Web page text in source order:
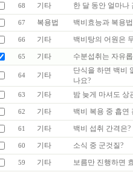
68 기타 한 달 동안 얼마나
67 복용법 백비효능과 복용
66 기타 백비탕의 어원은
65 기타 수분섭취는 자유
64 기타
단식을 하면 백비
나요?
63 기타 밤 늦게 마셔도 상
62 기타 백비 복용 중 흡연
61 기타 백비 섭취 간격은?
60 기타 소식 중 군것질?
59 기타 보름만 진행하면